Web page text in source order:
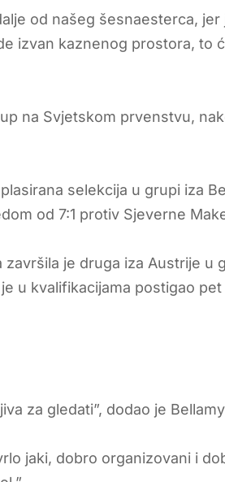
od našeg šesnaesterca,
izvan kaznenog prostora, to
na Svjetskom prvenstvu,
selekcija u grupi iza
od 7:1 protiv Sjeverne
je druga iza Austrije u
u kvalifikacijama postigao
za gledati”, dodao je
jaki, dobro organizovani i